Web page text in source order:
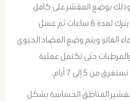
بوضع المقشر على كامل
المنطقة ثم يترك لمدة 6 ساعات ثم غسل
الفاتر؛ ويتم وضع المضاد الحيوي
أيام والمرطبات حتى تكتمل عملية
من 5 إلى 7 أيام.
المناطق الحساسة بشكل